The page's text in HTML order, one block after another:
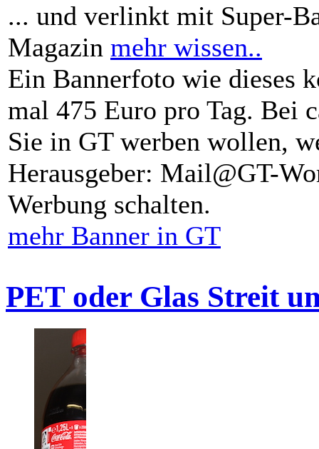
... und verlinkt mit Super-
Magazin mehr wissen..
Ein Bannerfoto wie dieses
mal 475 Euro pro Tag. Bei
Sie in GT werben wollen,
Herausgeber: Mail@GT-
Werbung schalten.
mehr Banner in GT
PET oder Glas Streit